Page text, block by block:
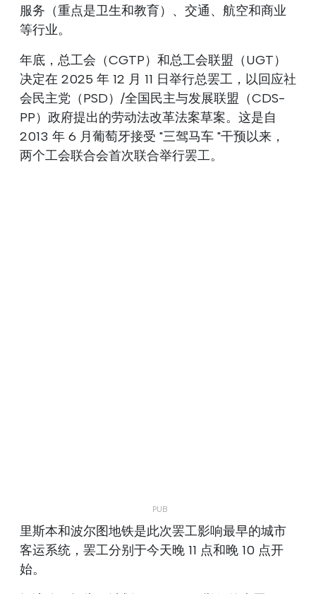
服务（重点是卫生和教育）、交通、航空和商业
等行业。
年底，总工会（CGTP）和总工会联盟（UGT）
决定在 2025 年 12 月 11 日举行总罢工，以回应社
会民主党（PSD）/全国民主与发展联盟（CDS-
PP）政府提出的劳动法改革法案草案。这是自
2013 年 6 月葡萄牙接受 "三驾马车 "干预以来，
两个工会联合会首次联合举行罢工。
里斯本和波尔图地铁是此次罢工影响最早的城市
客运系统，罢工分别于今天晚 11 点和晚 10 点开
始。